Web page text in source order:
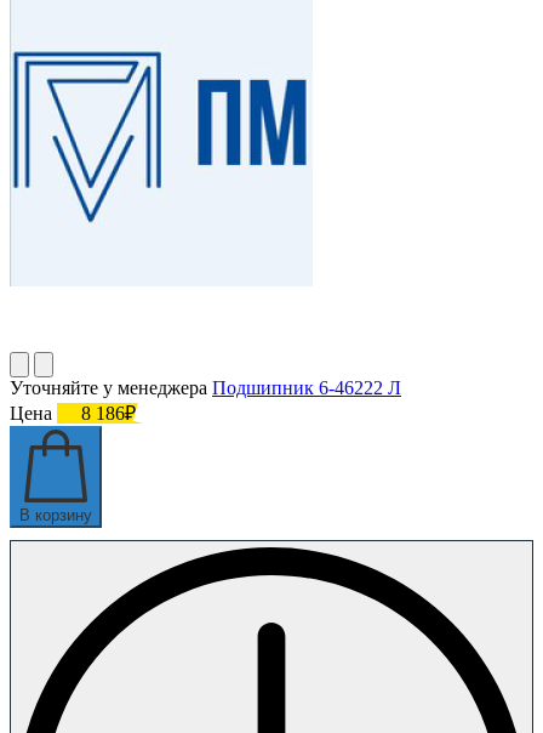
Уточняйте у менеджера Подшипник 6-46222 Л
Цена
8 186₽
В корзину